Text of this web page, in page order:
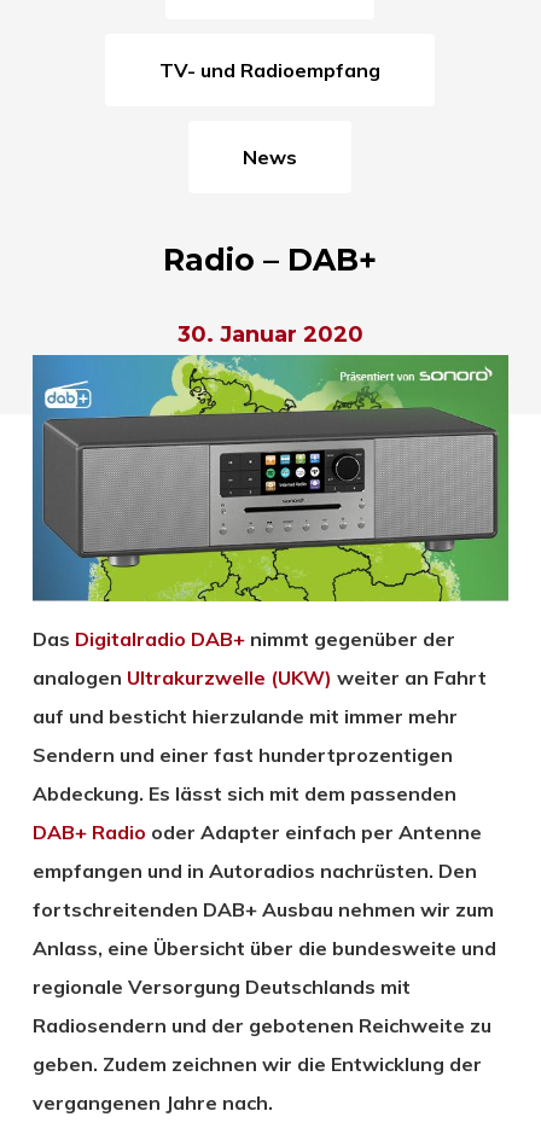
TV- und Radioempfang
News
Radio – DAB+
30. Januar 2020
Das Digitalradio DAB+nimmt gegenüber der
analogen Ultrakurzwelle (UKW) weiter an Fahrt
auf und besticht hierzulande mit immer mehr
Sendern und einer fast hundertprozentigen
Abdeckung. Es lässt sich mit dem passenden
DAB+ Radio oder Adapter einfach per Antenne
empfangen und in Autoradios nachrüsten. Den
fortschreitenden DAB+ Ausbau nehmen wir zum
Anlass, eine Übersicht über die bundesweite und
regionale Versorgung Deutschlands mit
Radiosendern und der gebotenen Reichweite zu
geben. Zudem zeichnen wir die Entwicklung der
vergangenen Jahre nach.